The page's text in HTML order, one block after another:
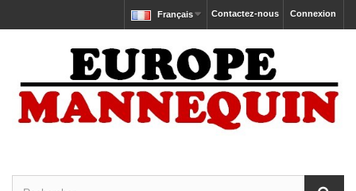
Connexion
Contactez-nous
Français